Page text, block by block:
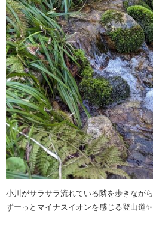
小川がサラサラ流れている隣を歩きながら
ずーっとマイナスイオン️を感じる登山道✨